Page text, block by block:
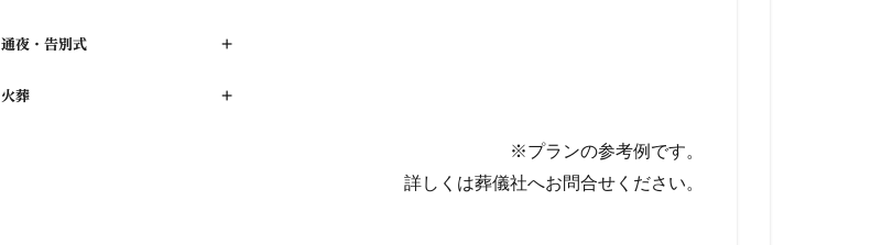
通夜・告別式 +
火葬 +
※プランの参考例です。
詳しくは葬儀社へお問合せください。